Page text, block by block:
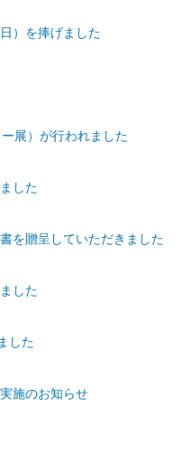
）を捧げました
展）が行われました
した
を贈呈していただきました
した
した
施のお知らせ